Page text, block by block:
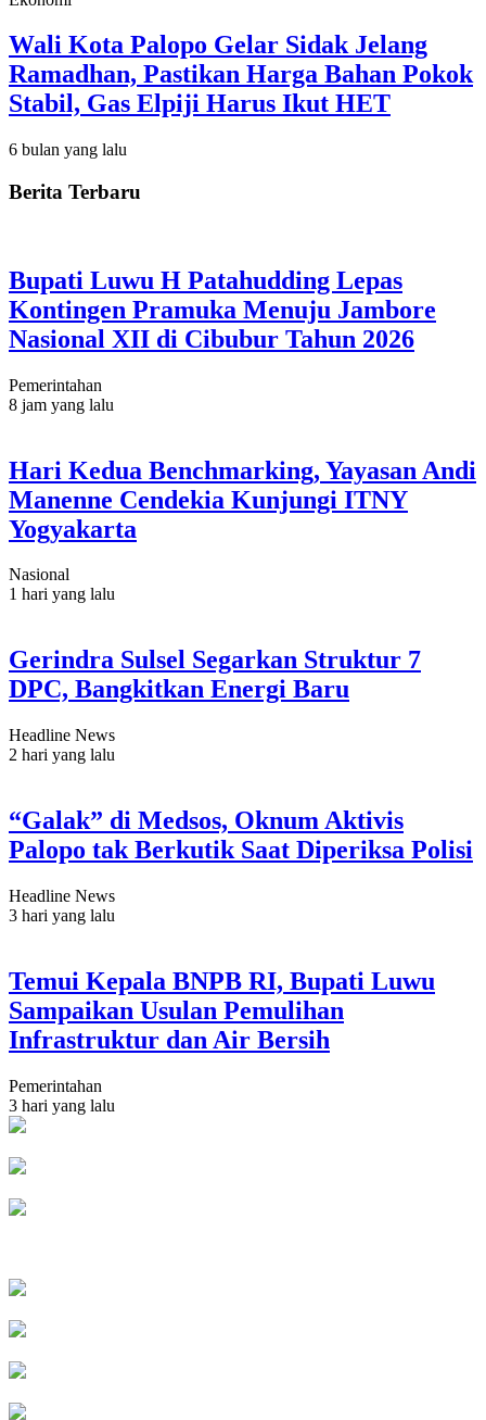
Wali Kota Palopo Gelar Sidak Jelang
Ramadhan, Pastikan Harga Bahan Pokok
Stabil, Gas Elpiji Harus Ikut HET
6 bulan yang lalu
Berita Terbaru
Bupati Luwu H Patahudding Lepas
Kontingen Pramuka Menuju Jambore
Nasional XII di Cibubur Tahun 2026
Pemerintahan
8 jam yang lalu
Hari Kedua Benchmarking, Yayasan Andi
Manenne Cendekia Kunjungi ITNY
Yogyakarta
Nasional
1 hari yang lalu
Gerindra Sulsel Segarkan Struktur 7
DPC, Bangkitkan Energi Baru
Headline News
2 hari yang lalu
“Galak” di Medsos, Oknum Aktivis
Palopo tak Berkutik Saat Diperiksa Polisi
Headline News
3 hari yang lalu
Temui Kepala BNPB RI, Bupati Luwu
Sampaikan Usulan Pemulihan
Infrastruktur dan Air Bersih
Pemerintahan
3 hari yang lalu